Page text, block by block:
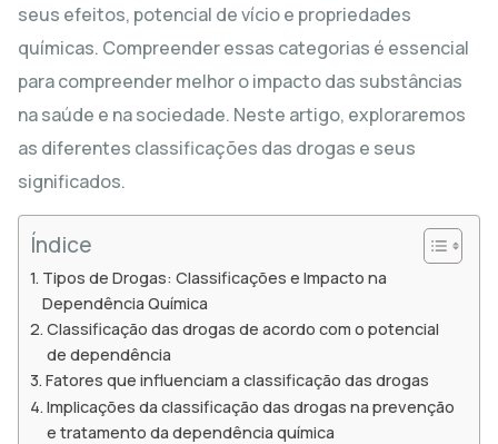
seus efeitos, potencial de vício e propriedades
químicas. Compreender essas categorias é essencial
para compreender melhor o impacto das substâncias
na saúde e na sociedade. Neste artigo, exploraremos
as diferentes classificações das drogas e seus
significados.
Índice
Tipos de Drogas: Classificações e Impacto na
Dependência Química
Classificação das drogas de acordo com o potencial
de dependência
Fatores que influenciam a classificação das drogas
Implicações da classificação das drogas na prevenção
e tratamento da dependência química